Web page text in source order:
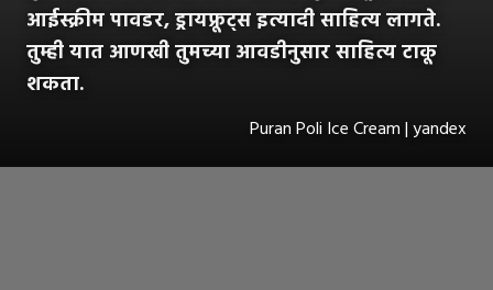
आईस्क्रीम पावडर, ड्रायफ्रूट्स इत्यादी साहित्य लागते.
तुम्ही यात आणखी तुमच्या आवडीनुसार साहित्य टाकू
शकता.
Puran Poli Ice Cream | yandex